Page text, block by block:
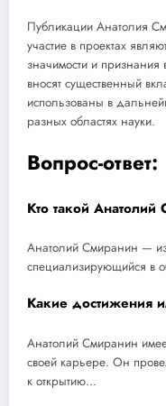
Публикации Анатолия
участие в проектах
значимости и признания
вносят существенный
использованы в
разных областях науки.
Вопрос-ответ:
Кто такой
Анатолий Смиранин —
специализирующийся в
Какие достижения
Анатолий Смиранин
своей карьере. Он
к открытию…